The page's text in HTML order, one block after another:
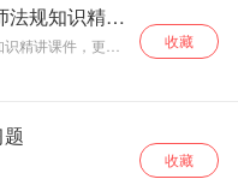
法规知识精讲
精讲课件，更多
：560857350
收藏
收藏